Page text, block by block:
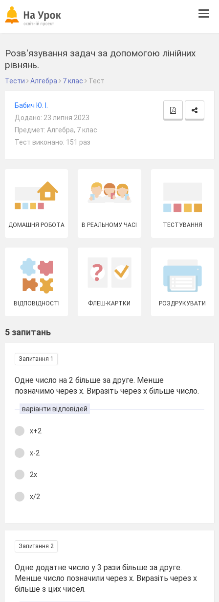
Розв'язування задач за допомогою лінійних
рівнянь.
Тести Алгебра 7 клас Тест
Бабич Ю. І.
Додано: 23 липня 2023
Предмет: Алгебра, 7 клас
Тест виконано: 151 раз
ДОМАШНЯ РОБОТА В РЕАЛЬНОМУ ЧАСІ ТЕСТУВАННЯ
ВІДПОВІДНОСТІ ФЛЕШ-КАРТКИ РОЗДРУКУВАТИ
5 запитань
Запитання 1
Одне число на 2 більше за друге. Менше
позначимо через х. Виразіть через х більше число.
варіанти відповідей
х+2
х-2
2х
х/2
Запитання 2
Одне додатне число у 3 рази більше за друге.
Менше число позначили через х. Виразіть через х
більше з цих чисел.